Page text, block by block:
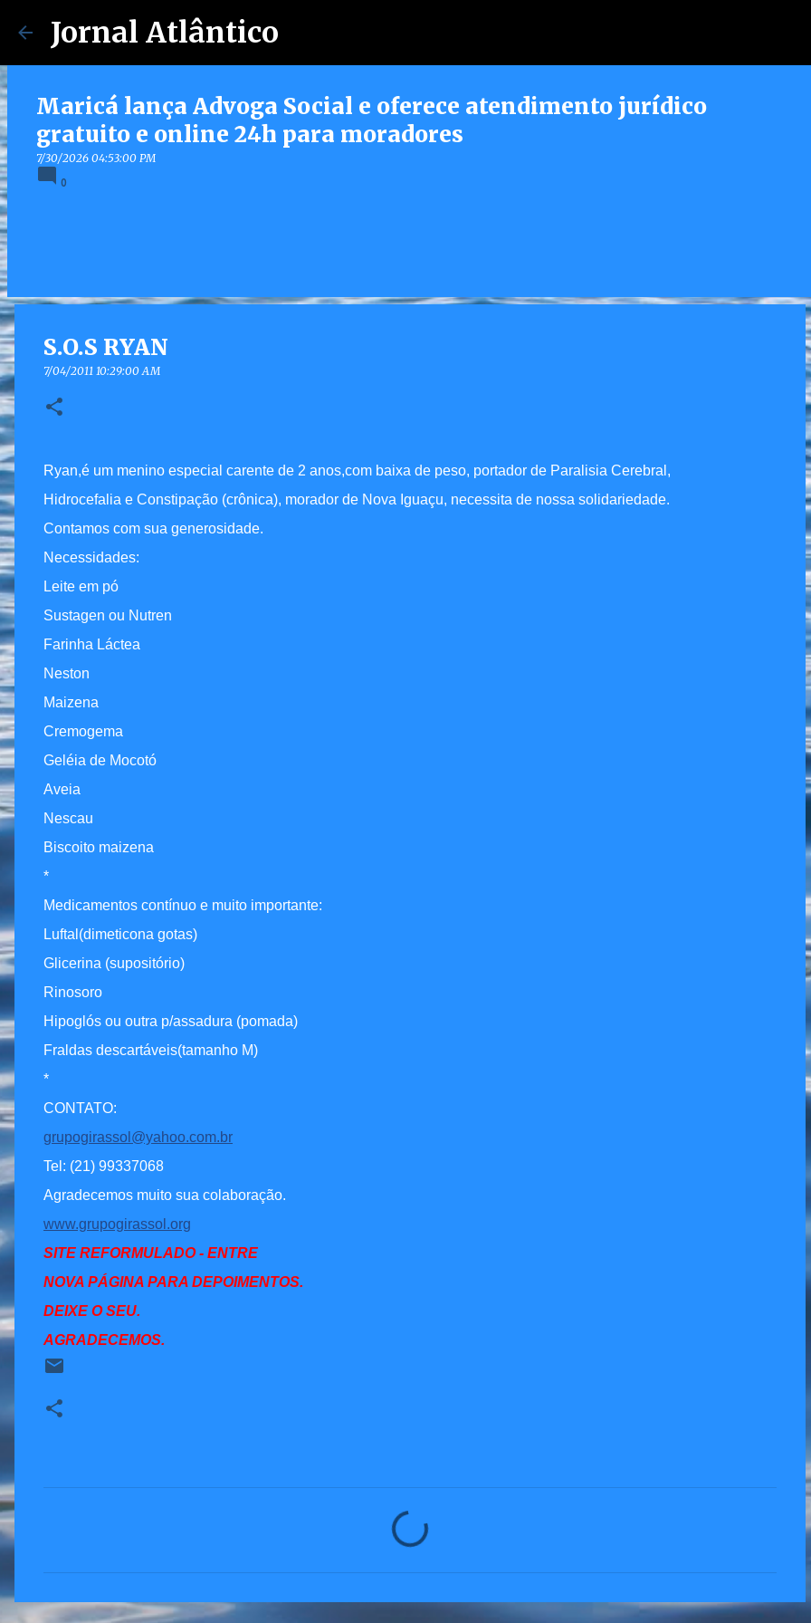
Jornal Atlântico
Maricá lança Advoga Social e oferece atendimento jurídico
gratuito e online 24h para moradores
7/30/2026 04:53:00 PM
0
S.O.S RYAN
7/04/2011 10:29:00 AM
Ryan,é um menino especial carente de 2 anos,com baixa de peso, portador de Paralisia Cerebral,
Hidrocefalia e Constipação (crônica), morador de Nova Iguaçu, necessita de nossa solidariedade.
Contamos com sua generosidade.
Necessidades:
Leite em pó
Sustagen ou Nutren
Farinha Láctea
Neston
Maizena
Cremogema
Geléia de Mocotó
Aveia
Nescau
Biscoito maizena
*
Medicamentos contínuo e muito importante:
Luftal(dimeticona gotas)
Glicerina (supositório)
Rinosoro
Hipoglós ou outra p/assadura (pomada)
Fraldas descartáveis(tamanho M)
*
CONTATO:
grupogirassol@yahoo.com.br
Tel: (21) 99337068
Agradecemos muito sua colaboração.
www.grupogirassol.org
SITE REFORMULADO - ENTRE
NOVA PÁGINA PARA DEPOIMENTOS.
DEIXE O SEU.
AGRADECEMOS.